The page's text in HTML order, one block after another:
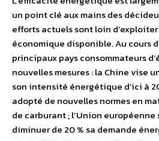
un point clé aux mains des
efforts actuels sont loin
économique disponible. Au cours
principaux pays consommateurs
nouvelles mesures : la Chine vise
son intensité énergétique d’ici à
adopté de nouvelles normes en
de carburant ; l’Union européenne
diminuer de 20 % sa demande